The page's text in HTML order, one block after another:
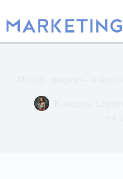
treści